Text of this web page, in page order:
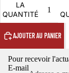
LA
QUANTITÉ
AJOUTER AU PANIER
Pour recevoir
E-mail
Politique de
Conditions
Politique
Coordonnées
Conditions